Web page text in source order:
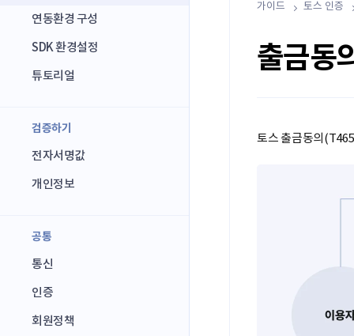
.NET Core
Python
연동환경 구성
SDK 환경설정
튜토리얼
검증하기
전자서명값
개인정보
공통
통신
인증
회원정책
가이드 토스 인증
출금동
토스 출금동의